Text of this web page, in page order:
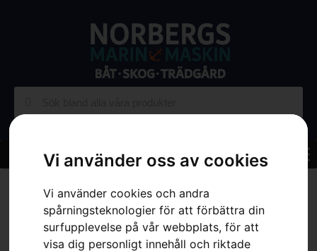
Vi använder oss av cookies
Vi använder cookies och andra
spårningsteknologier för att förbättra din
surfupplevelse på vår webbplats, för att
visa dig personligt innehåll och riktade
Batteridrivna Maskiner»Batteribälte FLEXI – ”Connector kit”